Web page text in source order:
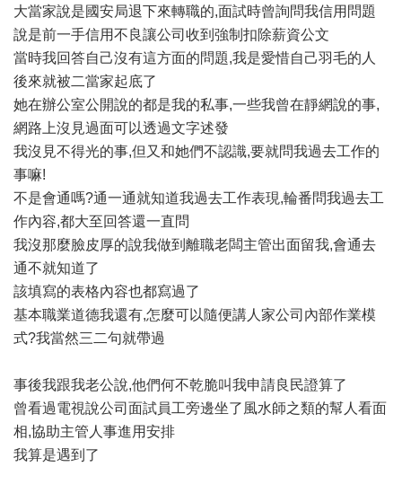
大當家說是國安局退下來轉職的,面試時曾詢問我信用問題
說是前一手信用不良讓公司收到強制扣除薪資公文
當時我回答自己沒有這方面的問題,我是愛惜自己羽毛的人
後來就被二當家起底了
她在辦公室公開說的都是我的私事,一些我曾在靜網說的事,
網路上沒見過面可以透過文字述發
我沒見不得光的事,但又和她們不認識,要就問我過去工作的
事嘛!
不是會通嗎?通一通就知道我過去工作表現,輪番問我過去工
作內容,都大至回答還一直問
我沒那麼臉皮厚的說我做到離職老闆主管出面留我,會通去
通不就知道了
該填寫的表格內容也都寫過了
基本職業道德我還有,怎麼可以隨便講人家公司內部作業模
式?我當然三二句就帶過
事後我跟我老公說,他們何不乾脆叫我申請良民證算了
曾看過電視說公司面試員工旁邊坐了風水師之類的幫人看面
相,協助主管人事進用安排
我算是遇到了